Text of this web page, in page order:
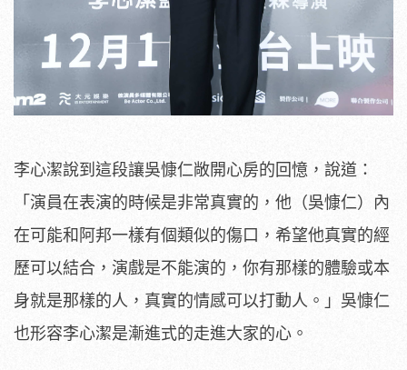
李心潔說到這段讓吳慷仁敞開心房的回憶，說道：
「演員在表演的時候是非常真實的，他（吳慷仁）內
在可能和阿邦一樣有個類似的傷口，希望他真實的經
歷可以結合，演戲是不能演的，你有那樣的體驗或本
身就是那樣的人，真實的情感可以打動人。」吳慷仁
也形容李心潔是漸進式的走進大家的心。